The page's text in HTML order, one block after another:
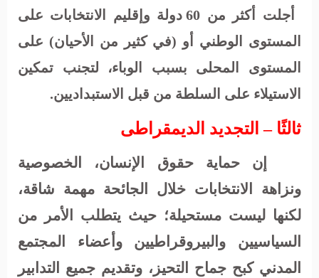
أجلت أكثر من 60 دولة وإقليم الانتخابات على
المستوى الوطني أو (في كثير من الأحيان) على
المستوى المحلى بسبب الوباء، لتجنب تمكين
الاستيلاء على السلطة من قبل الاستبداديين.
ثالثًا – التجديد الديمقراطى
إن حماية حقوق الإنسان، الخصوصية
ونزاهة الانتخابات خلال الجائحة مهمة شاقة،
لكنها ليست مستحيلة؛ حيث يتطلب الأمر من
السياسيين والبيروقراطيين وأعضاء المجتمع
المدني كبح جماح التحيز، وتقديم جميع التدابير